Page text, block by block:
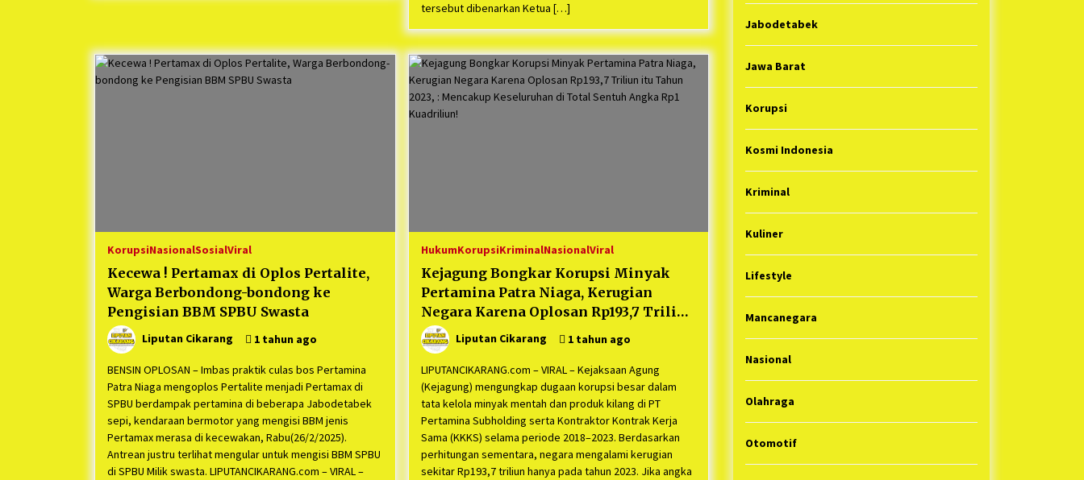
tersebut dibenarkan Ketua […]
KorupsiNasionalSosialViral
Kecewa ! Pertamax di Oplos Pertalite,
Warga Berbondong-bondong ke
Pengisian BBM SPBU Swasta
Liputan Cikarang 1 tahun ago
BENSIN OPLOSAN – Imbas praktik culas bos Pertamina
Patra Niaga mengoplos Pertalite menjadi Pertamax di
SPBU berdampak pertamina di beberapa Jabodetabek
sepi, kendaraan bermotor yang mengisi BBM jenis
Pertamax merasa di kecewakan, Rabu(26/2/2025).
Antrean justru terlihat mengular untuk mengisi BBM SPBU
di SPBU Milik swasta. LIPUTANCIKARANG.com – VIRAL –
HukumKorupsiKriminalNasionalViral
Kejagung Bongkar Korupsi Minyak
Pertamina Patra Niaga, Kerugian
Negara Karena Oplosan Rp193,7 Triliun
itu Tahun 2023, : Mencakup
Keseluruhan di Total Sentuh Angka
Rp1 Kuadriliun!
Liputan Cikarang 1 tahun ago
LIPUTANCIKARANG.com – VIRAL – Kejaksaan Agung
(Kejagung) mengungkap dugaan korupsi besar dalam
tata kelola minyak mentah dan produk kilang di PT
Pertamina Subholding serta Kontraktor Kontrak Kerja
Sama (KKKS) selama periode 2018–2023. Berdasarkan
perhitungan sementara, negara mengalami kerugian
sekitar Rp193,7 triliun hanya pada tahun 2023. Jika angka
Jabodetabek
Jawa Barat
Korupsi
Kosmi Indonesia
Kriminal
Kuliner
Lifestyle
Mancanegara
Nasional
Olahraga
Otomotif